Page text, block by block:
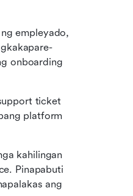
empleyado,
onboarding
ticket
platform
kahilingan
Pinapabuti
ang